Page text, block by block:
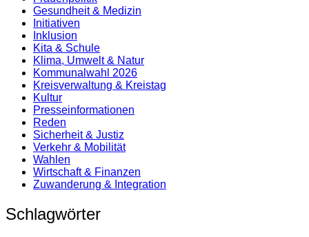
Gesundheit & Medizin
Initiativen
Inklusion
Kita & Schule
Klima, Umwelt & Natur
Kommunalwahl 2026
Kreisverwaltung & Kreistag
Kultur
Presse­informationen
Reden
Sicherheit & Justiz
Verkehr & Mobilität
Wahlen
Wirtschaft & Finanzen
Zuwanderung & Integration
Schlagwörter